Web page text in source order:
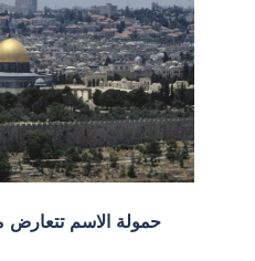
حمولة الاسم تتعارض